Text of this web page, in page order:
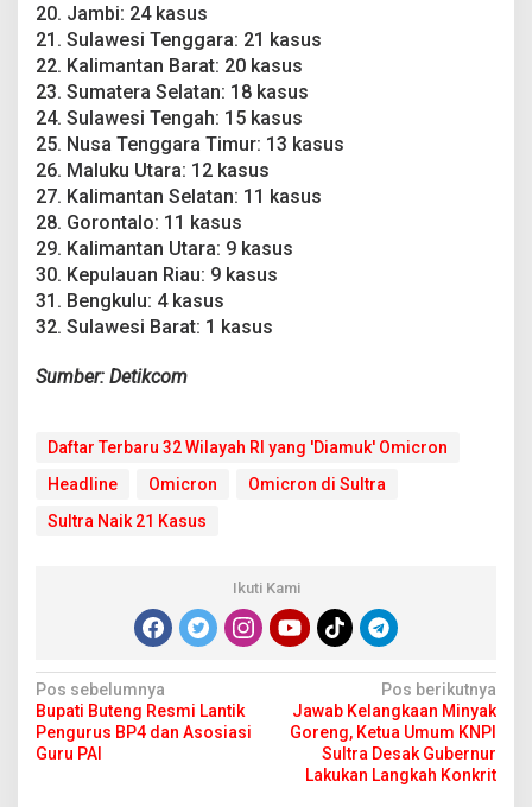
20. Jambi: 24 kasus
21. Sulawesi Tenggara: 21 kasus
22. Kalimantan Barat: 20 kasus
23. Sumatera Selatan: 18 kasus
24. Sulawesi Tengah: 15 kasus
25. Nusa Tenggara Timur: 13 kasus
26. Maluku Utara: 12 kasus
27. Kalimantan Selatan: 11 kasus
28. Gorontalo: 11 kasus
29. Kalimantan Utara: 9 kasus
30. Kepulauan Riau: 9 kasus
31. Bengkulu: 4 kasus
32. Sulawesi Barat: 1 kasus
Sumber: Detikcom
Daftar Terbaru 32 Wilayah RI yang 'Diamuk' Omicron
Headline
Omicron
Omicron di Sultra
Sultra Naik 21 Kasus
Ikuti Kami
N
a
v
Pos sebelumnya
Bupati Buteng Resmi Lantik
Pengurus BP4 dan Asosiasi
Guru PAI
Pos berikutnya
Jawab Kelangkaan Minyak
Goreng, Ketua Umum KNPI
Sultra Desak Gubernur
Lakukan Langkah Konkrit